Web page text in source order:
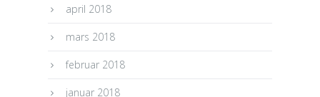
april 2018
mars 2018
februar 2018
januar 2018